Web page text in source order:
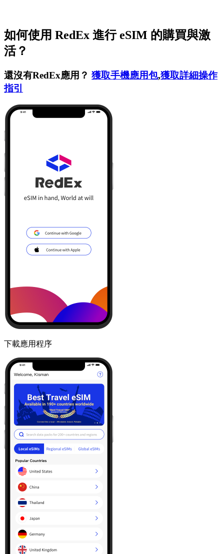
如何使用 RedEx 進行 eSIM 的購買與激
活？
還沒有RedEx應用？ 獲取手機應用包,獲取詳細操作
指引
下載應用程序